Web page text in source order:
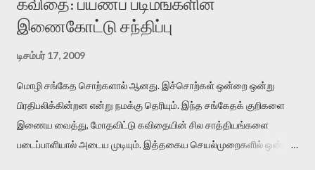
இணைகோட்டு சந்திப்பு
டிசம்பர் 17, 2009
மொழி சங்கேத சொற்களால் ஆனது. இச்சொற்கள் ஒன்றை ஒன்று
பிரதிபலிக்கின்றன என்று நமக்கு தெரியும். இந்த சங்கேதக் குறிகளை
இணைய வைத்து, மோதவிட்டு கவிதையின் சில சாத்தியங்களை
படைப்பாளியால் அடைய முடியும். இத்தகைய செயல்முறைகளில் ஒன்றை